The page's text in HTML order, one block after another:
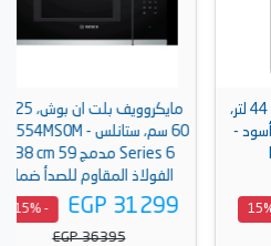
مايكروويف بلت ان بوش، 25 لتر،
60 سم، ستانلس - BEL554MS0M
Series 6 مدمج 59 x 38 cm
الفولاذ المقاوم للصدأ ضمان
دولى
EGP 31299
- 15%
EGP 36395